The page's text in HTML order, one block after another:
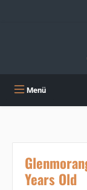
Menü
Years Old